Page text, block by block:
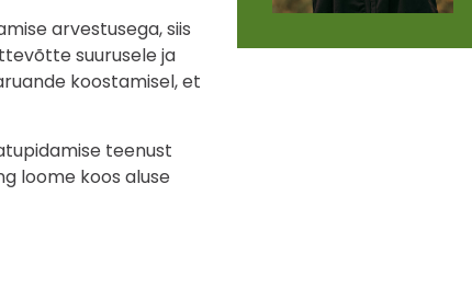
arvestusega, siis
suurusele ja
koostamisel, et
teenust
loome koos aluse